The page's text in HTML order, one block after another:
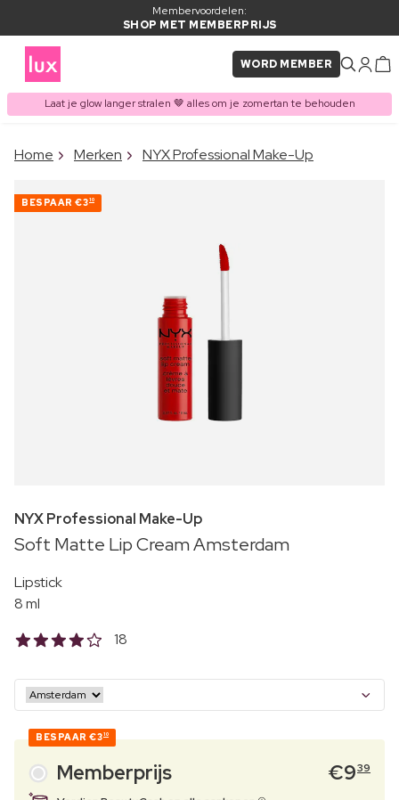
Membervoordelen:
SHOP MET MEMBERPRIJS
WORD MEMBER
Laat je glow langer stralen 🤎 alles om je zomertan te behouden
ITEM TOEGEVOEGD AAN
Vaak samen gekocht met
Home Merken NYX Professional Make-Up
BESPAAR €310
NYX Professional Make-Up
Soft Matte Lip Cream Amsterdam
Lipstick
8 ml
18
BESPAAR €310
Memberprijs €939